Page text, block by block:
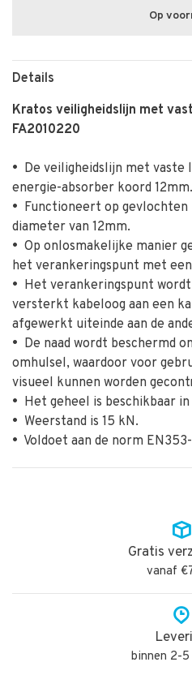
Op
Details
Kratos veiligheidslijn met
FA2010220
• De veiligheidslijn met
energie-absorber koord 12mm.
• Functioneert op
diameter van 12mm.
• Op onlosmakelijke manier
het verankeringspunt met
• Het verankeringspunt
versterkt kabeloog aan een
afgewerkt uiteinde aan de
• De naad wordt beschermd
omhulsel, waardoor voor
visueel kunnen worden
• Het geheel is beschikbaar
• Weerstand is 15 kN.
• Voldoet aan de norm
Gratis
vanaf
binnen 2-